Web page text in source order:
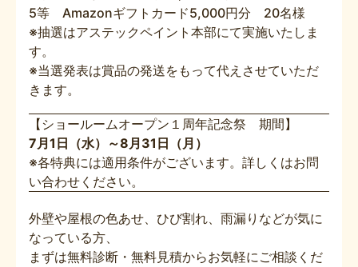
5等 Amazonギフトカード5,000円分 20名様
※抽選はアステックペイント本部にて実施いたしま
す。
※当選発表は賞品の発送をもって代えさせていただ
きます。
【ショールームオープン１周年記念祭 期間】
7月1日（水）～8月31日（月）
※各特典には適用条件がございます。詳しくはお問
い合わせください。
外壁や屋根の色あせ、ひび割れ、雨漏りなどが気に
なっている方、
まずは無料診断・無料見積からお気軽にご相談くだ